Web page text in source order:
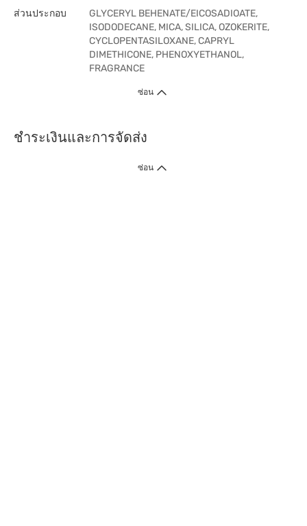
ส่วนประกอบ
GLYCERYL BEHENATE/EICOSADIOATE,
ISODODECANE, MICA, SILICA, OZOKERITE,
CYCLOPENTASILOXANE, CAPRYL
DIMETHICONE, PHENOXYETHANOL,
FRAGRANCE
ซ่อน
ชำระเงินและการจัดส่ง
ซ่อน